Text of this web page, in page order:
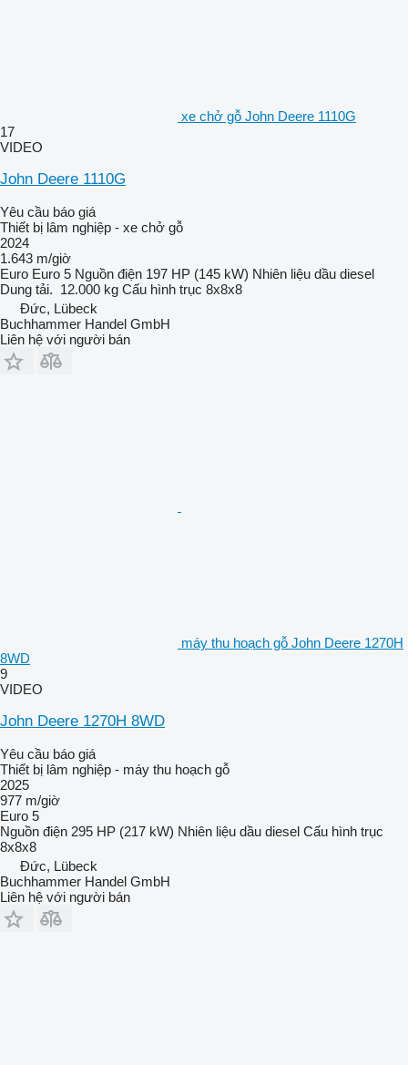
xe chở gỗ John Deere 1110G
17
VIDEO
John Deere 1110G
Yêu cầu báo giá
Thiết bị lâm nghiệp - xe chở gỗ
2024
1.643 m/giờ
Euro Euro 5 Nguồn điện 197 HP (145 kW) Nhiên liệu dầu diesel
Dung tải. 12.000 kg Cấu hình trục 8x8x8
Đức, Lübeck
Buchhammer Handel GmbH
Liên hệ với người bán
máy thu hoạch gỗ John Deere 1270H
8WD
9
VIDEO
John Deere 1270H 8WD
Yêu cầu báo giá
Thiết bị lâm nghiệp - máy thu hoạch gỗ
2025
977 m/giờ
Euro 5
Nguồn điện 295 HP (217 kW) Nhiên liệu dầu diesel Cấu hình trục
8x8x8
Đức, Lübeck
Buchhammer Handel GmbH
Liên hệ với người bán